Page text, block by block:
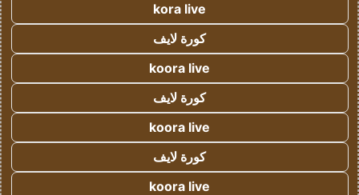
kora live
كورة لايف
koora live
كورة لايف
koora live
كورة لايف
koora live